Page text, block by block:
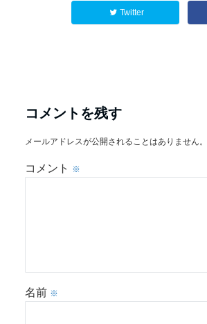
Twitter
コメントを残す
メールアドレスが公開されることはありません。
コメント ※
名前 ※